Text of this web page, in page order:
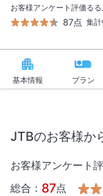
お客様アンケート評価
87点
る
集計
基本情報 プラン
JTBのお客様か
お客様アンケート
総合： 87点